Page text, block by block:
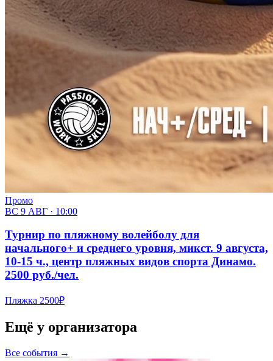
Промо
ВС 9 АВГ · 10:00
Турнир по пляжному волейболу для
начального+ и среднего уровня, микст. 9 августа,
10-15 ч., центр пляжных видов спорта Динамо.
2500 руб./чел.
Пляжка 2500₽
Ещё у организатора
Все события →